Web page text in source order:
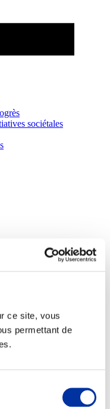
ce site, vous
permettant de
sociétales
des animaux